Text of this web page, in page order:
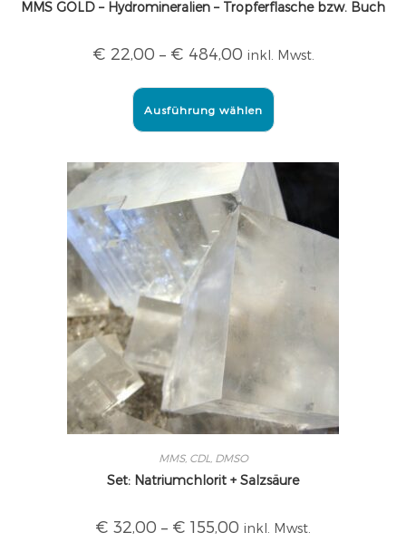
MMS GOLD – Hydromineralien – Tropferflasche bzw. Buch
€ 22,00 – € 484,00 inkl. Mwst.
Ausführung wählen
MMS, CDL, DMSO
Set: Natriumchlorit + Salzsäure
€ 32,00 – € 155,00 inkl. Mwst.